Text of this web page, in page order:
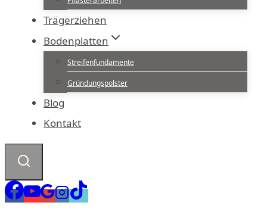
Trägerziehen
Bodenplatten
Streifenfundamente
Gründungspolster
Blog
Kontakt